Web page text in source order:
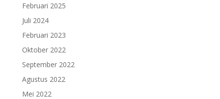
Februari 2025
Juli 2024
Februari 2023
Oktober 2022
September 2022
Agustus 2022
Mei 2022